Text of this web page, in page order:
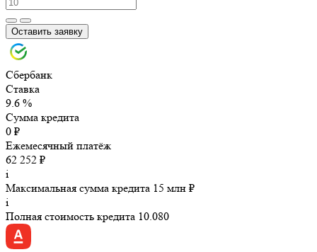
Оставить заявку
Сбербанк
Ставка
9.6 %
Сумма кредита
0 ₽
Ежемесячный платёж
62 252 ₽
i
Максимальная сумма кредита 15 млн ₽
i
Полная стоимость кредита 10.080